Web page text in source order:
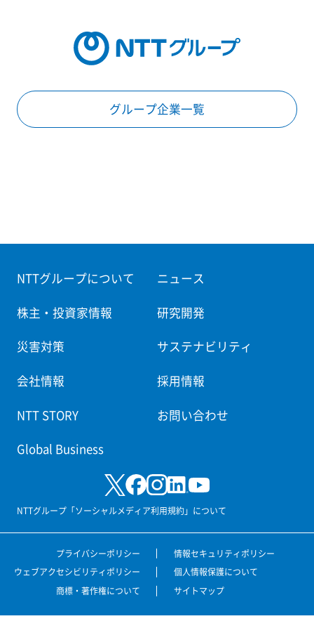
グループ企業一覧
NTTグループについて ニュース
株主・投資家情報 研究開発
災害対策 サステナビリティ
会社情報 採用情報
NTT STORY お問い合わせ
Global Business
NTTグループ「ソーシャルメディア利用規約」について
プライバシーポリシー
情報セキュリティポリシー
ウェブアクセシビリティポリシー
個人情報保護について
商標・著作権について
サイトマップ